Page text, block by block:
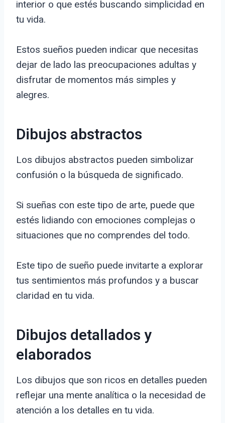
interior o que estés buscando simplicidad en
tu vida.
Estos sueños pueden indicar que necesitas
dejar de lado las preocupaciones adultas y
disfrutar de momentos más simples y
alegres.
Dibujos abstractos
Los dibujos abstractos pueden simbolizar
confusión o la búsqueda de significado.
Si sueñas con este tipo de arte, puede que
estés lidiando con emociones complejas o
situaciones que no comprendes del todo.
Este tipo de sueño puede invitarte a explorar
tus sentimientos más profundos y a buscar
claridad en tu vida.
Dibujos detallados y
elaborados
Los dibujos que son ricos en detalles pueden
reflejar una mente analítica o la necesidad de
atención a los detalles en tu vida.